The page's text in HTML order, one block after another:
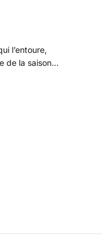
l’entoure,
de la saison,